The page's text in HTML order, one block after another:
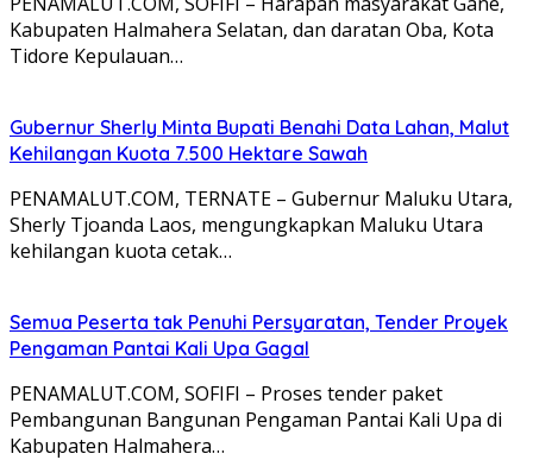
Kabupaten Halmahera Selatan, dan daratan Oba, Kota
Tidore Kepulauan…
Gubernur Sherly Minta Bupati Benahi Data Lahan, Malut
Kehilangan Kuota 7.500 Hektare Sawah
PENAMALUT.COM, TERNATE – Gubernur Maluku Utara,
Sherly Tjoanda Laos, mengungkapkan Maluku Utara
kehilangan kuota cetak…
Semua Peserta tak Penuhi Persyaratan, Tender Proyek
Pengaman Pantai Kali Upa Gagal
PENAMALUT.COM, SOFIFI – Proses tender paket
Pembangunan Bangunan Pengaman Pantai Kali Upa di
Kabupaten Halmahera…